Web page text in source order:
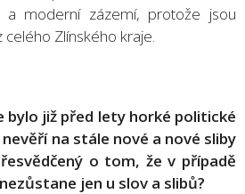
moderní zázemí, protože jsou
Zlínského kraje.
bylo již před lety horké politické
na stále nové a nové sliby
o tom, že v případě
jen u slov a slibů?